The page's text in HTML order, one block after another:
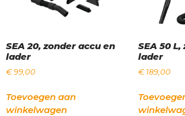
SEA 20, zonder accu en
lader
€99,00
Toevoegen aan
winkelwagen
SEA 50
lader
€189,00